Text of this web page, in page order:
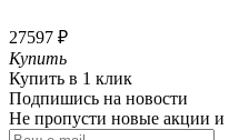
27597 ₽
Купить
Купить в 1 клик
Подпишись на новости
Не пропусти новые акции и